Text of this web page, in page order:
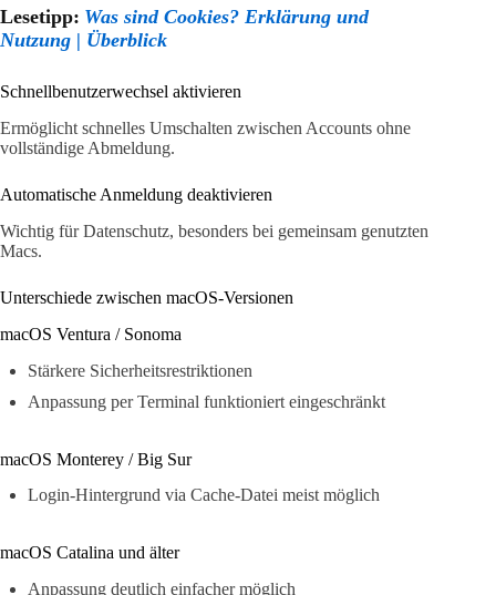
Lesetipp: Was sind Cookies? Erklärung und
Nutzung | Überblick
Schnellbenutzerwechsel aktivieren
Ermöglicht schnelles Umschalten zwischen Accounts ohne
vollständige Abmeldung.
Automatische Anmeldung deaktivieren
Wichtig für Datenschutz, besonders bei gemeinsam genutzten
Macs.
Unterschiede zwischen macOS-Versionen
macOS Ventura / Sonoma
Stärkere Sicherheitsrestriktionen
Anpassung per Terminal funktioniert eingeschränkt
macOS Monterey / Big Sur
Login-Hintergrund via Cache-Datei meist möglich
macOS Catalina und älter
Anpassung deutlich einfacher möglich